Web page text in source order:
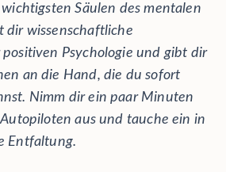
Säulen des mentalen
dir wissenschaftliche
Psychologie und gibt dir
an die Hand, die du sofort
Nimm dir ein paar Minuten
aus und tauche ein in
Entfaltung.